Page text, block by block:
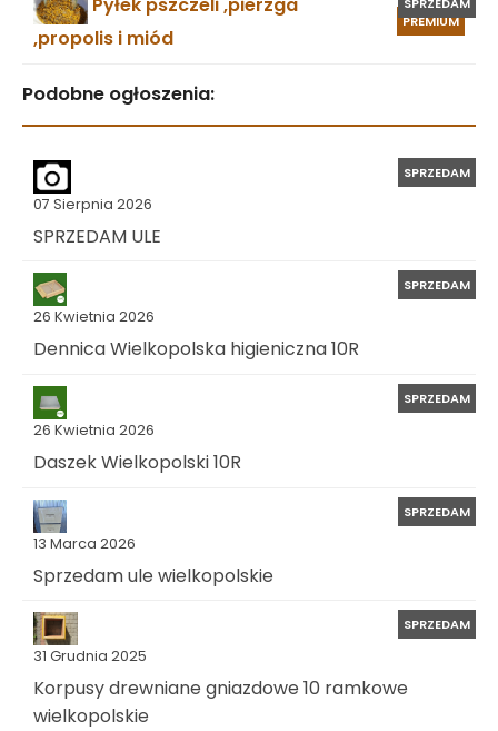
PREMIUM
,propolis i miód
Podobne ogłoszenia:
07 Sierpnia 2026
SPRZEDAM
SPRZEDAM ULE
26 Kwietnia 2026
SPRZEDAM
Dennica Wielkopolska higieniczna 10R
26 Kwietnia 2026
SPRZEDAM
Daszek Wielkopolski 10R
13 Marca 2026
SPRZEDAM
Sprzedam ule wielkopolskie
31 Grudnia 2025
SPRZEDAM
Korpusy drewniane gniazdowe 10 ramkowe
wielkopolskie